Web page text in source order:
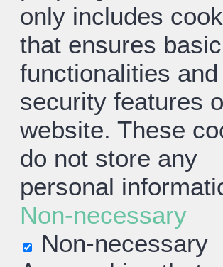
only includes
that ensures basic
functionalities and
security features
website. These
do not store any
personal
Non-necessary
Non-necessary